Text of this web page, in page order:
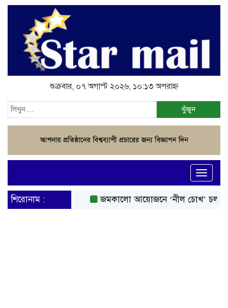
শুক্রবার, ০৭ অগাস্ট ২০২৬, ১০:১৩ অপরাহ্ন
খুঁজুন
Toggle
শিরোনাম : জমকালো আয়োজনে ‘নীল চোখ’